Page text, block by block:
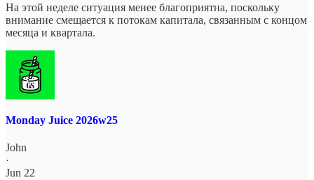
На этой неделе ситуация менее благоприятна, поскольку
внимание смещается к потокам капитала, связанным с концом
месяца и квартала.
Monday Juice 2026w25
John
·
Jun 22